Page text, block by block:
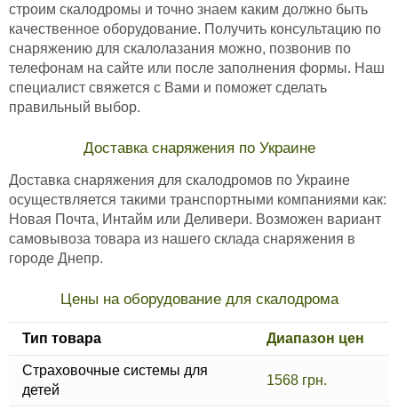
строим скалодромы и точно знаем каким должно быть
качественное оборудование. Получить консультацию по
снаряжению для скалолазания можно, позвонив по
телефонам на сайте или после заполнения формы. Наш
специалист свяжется с Вами и поможет сделать
правильный выбор.
Доставка снаряжения по Украине
Доставка снаряжения для скалодромов по Украине
осуществляется такими транспортными компаниями как:
Новая Почта, Интайм или Деливери. Возможен вариант
самовывоза товара из нашего склада снаряжения в
городе Днепр.
Цены на оборудование для скалодрома
Тип товара Диапазон цен
Страховочные системы для
детей
1568 грн.